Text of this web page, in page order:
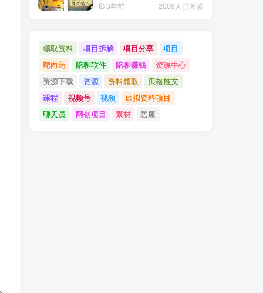
3年前 2009人已阅读
领取资料 项目拆解 项目分享
项目
靶向药
陪聊软件 陪聊赚钱
资源中心
资源下载
资源 资料领取
贝格推文
课程
视频号 视频
虚拟资料项目
聊天员
网创项目 素材 碧康